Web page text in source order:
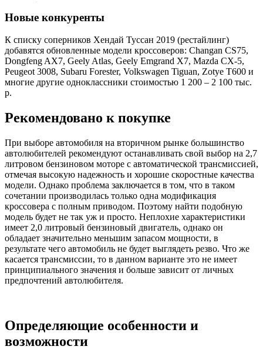
Новые конкуренты
К списку соперников Хендай Туссан 2019 (рестайлинг)
добавятся обновленные модели кроссоверов: Changan CS75,
Dongfeng AX7, Geely Atlas, Geely Emgrand X7, Mazda CX-5,
Peugeot 3008, Subaru Forester, Volkswagen Tiguan, Zotye T600 и
многие другие одноклассники стоимостью 1 200 – 2 100 тыс.
р.
Рекомендовано к покупке
При выборе автомобиля на вторичном рынке большинство
автолюбителей рекомендуют останавливать свой выбор на 2,7
литровом бензиновом моторе с автоматической трансмиссией,
отмечая высокую надежность и хорошие скоростные качества
модели. Однако проблема заключается в том, что в таком
сочетании производилась только одна модификация
кроссовера с полным приводом. Поэтому найти подобную
модель будет не так уж и просто. Неплохие характеристики
имеет 2,0 литровый бензиновый двигатель, однако он
обладает значительно меньшим запасом мощности, в
результате чего автомобиль не будет выглядеть резво. Что же
касается трансмиссии, то в данном варианте это не имеет
принципиального значения и больше зависит от личных
предпочтений автолюбителя.
Определяющие особенности и
возможности